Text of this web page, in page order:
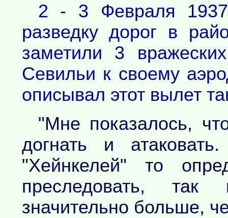
2 - 3 Февраля
разведку дорог в
заметили 3
Севильи к своему
описывал этот вылет
"Мне показалось,
догнать и
"Хейнкелей" то
преследовать, так
значительно больше,